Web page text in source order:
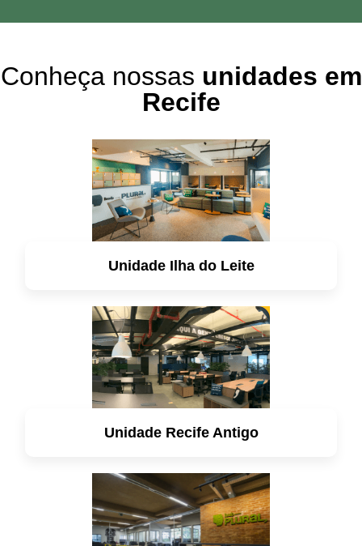
Conheça nossas unidades em
Recife
Unidade Ilha do Leite
saiba mais
Unidade Recife Antigo
saiba mais